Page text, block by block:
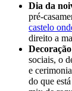
Dia da
pré-
castelo
direito a
sociais, o
e
do que